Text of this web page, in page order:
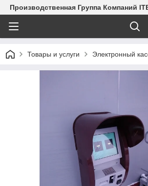
Производственная Группа Компаний
Товары и услуги Электронный